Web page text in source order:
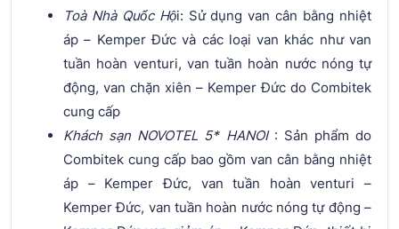
Toà Nhà Quốc Hội: Sử dụng van cân bằng nhiệt
áp – Kemper Đức và các loại van khác như van
tuần hoàn venturi, van tuần hoàn nước nóng tự
động, van chặn xiên – Kemper Đức do Combitek
cung cấp
Khách sạn NOVOTEL 5* HANOI: Sản phẩm do
Combitek cung cấp bao gồm van cân bằng nhiệt
áp – Kemper Đức, van tuần hoàn venturi –
Kemper Đức, van tuần hoàn nước nóng tự động –